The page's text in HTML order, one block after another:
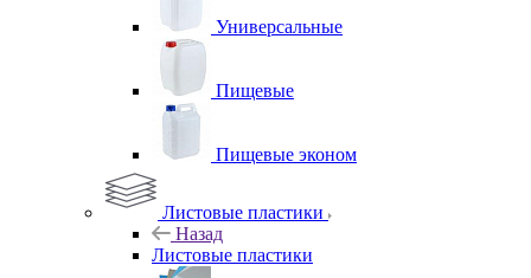
Универсальные
Пищевые
Пищевые эконом
Листовые пластики
Назад
Листовые пластики